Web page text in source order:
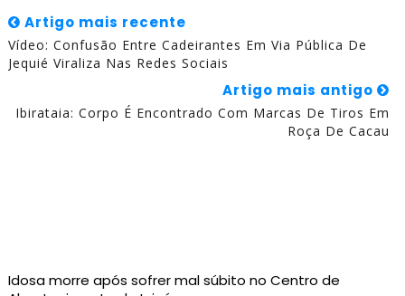
Artigo mais recente
Vídeo: Confusão Entre Cadeirantes Em Via Pública De
Jequié Viraliza Nas Redes Sociais
Artigo mais antigo
Ibirataia: Corpo É Encontrado Com Marcas De Tiros Em
Roça De Cacau
Idosa morre após sofrer mal súbito no Centro de